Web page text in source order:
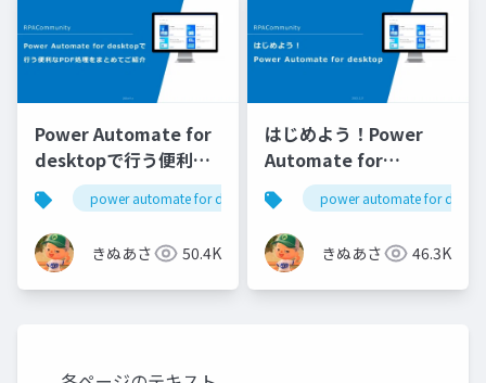
Power Automate for
desktopで行う便利な
PDF処理をまとめてご
紹介
power automate for desktop pad pa4d
きぬあさ 50.4K
はじめよう！Power
Automate for
desktop ～未経験者向
け～
power automate for
きぬあさ 46.3K